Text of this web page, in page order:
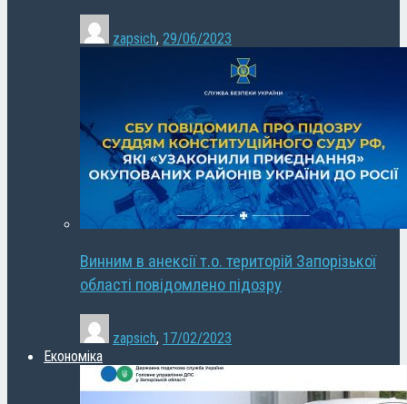
zapsich, 29/06/2023
Винним в анексії т.о. територій Запорізької
області повідомлено підозру
zapsich, 17/02/2023
Економіка